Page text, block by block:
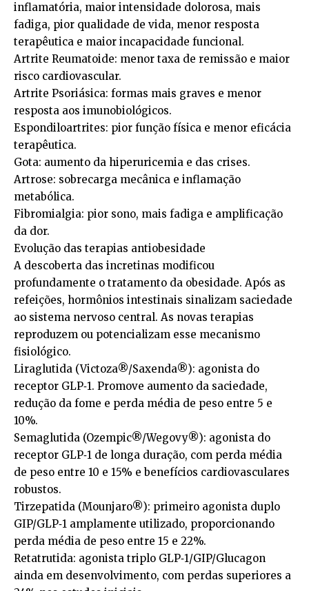
inflamatória, maior intensidade dolorosa, mais
fadiga, pior qualidade de vida, menor resposta
terapêutica e maior incapacidade funcional.
Artrite Reumatoide: menor taxa de remissão e maior
risco cardiovascular.
Artrite Psoriásica: formas mais graves e menor
resposta aos imunobiológicos.
Espondiloartrites: pior função física e menor eficácia
terapêutica.
Gota: aumento da hiperuricemia e das crises.
Artrose: sobrecarga mecânica e inflamação
metabólica.
Fibromialgia: pior sono, mais fadiga e amplificação
da dor.
Evolução das terapias antiobesidade
A descoberta das incretinas modificou
profundamente o tratamento da obesidade. Após as
refeições, hormônios intestinais sinalizam saciedade
ao sistema nervoso central. As novas terapias
reproduzem ou potencializam esse mecanismo
fisiológico.
Liraglutida (Victoza®️/Saxenda®️): agonista do
receptor GLP‑1. Promove aumento da saciedade,
redução da fome e perda média de peso entre 5 e
10%.
Semaglutida (Ozempic®️/Wegovy®️): agonista do
receptor GLP‑1 de longa duração, com perda média
de peso entre 10 e 15% e benefícios cardiovasculares
robustos.
Tirzepatida (Mounjaro®️): primeiro agonista duplo
GIP/GLP‑1 amplamente utilizado, proporcionando
perda média de peso entre 15 e 22%.
Retatrutida: agonista triplo GLP‑1/GIP/Glucagon
ainda em desenvolvimento, com perdas superiores a